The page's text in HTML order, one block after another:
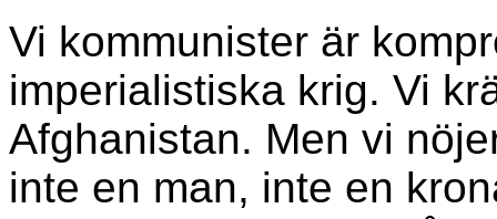
Vi kommunister är
imperialistiska krig. Vi
Afghanistan. Men vi
inte en man, inte en